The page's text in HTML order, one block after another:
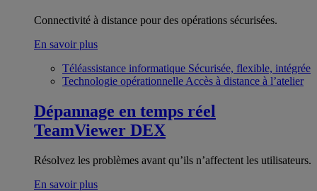
Connectivité à distance pour des opérations sécurisées.
En savoir plus
Téléassistance informatique Sécurisée, flexible, intégrée
Technologie opérationnelle Accès à distance à l’atelier
Dépannage en temps réel
TeamViewer DEX
Résolvez les problèmes avant qu’ils n’affectent les utilisateurs.
En savoir plus